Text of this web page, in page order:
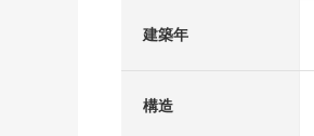
建築年
構造